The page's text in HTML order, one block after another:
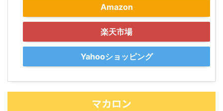
Amazon
楽天市場
Yahooショッピング
マカロン